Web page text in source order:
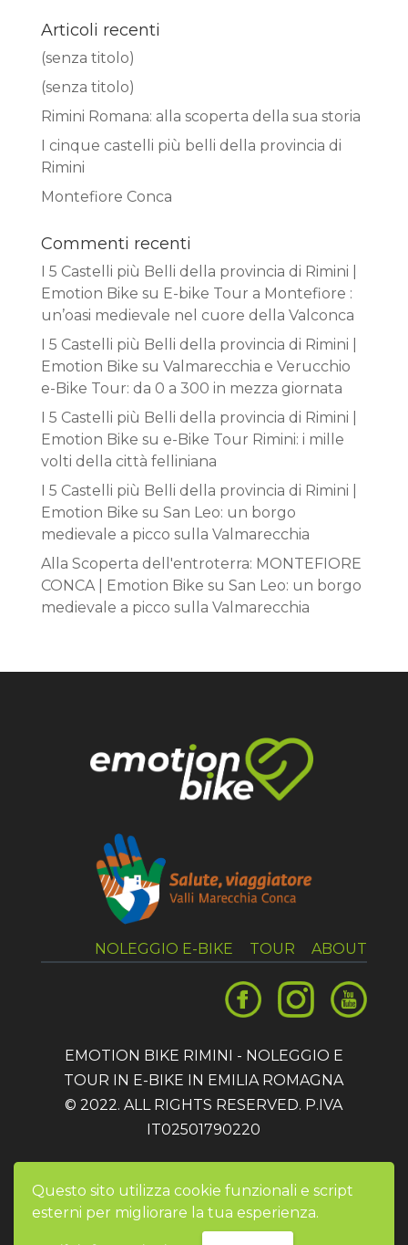
Questo sito utilizza cookie funzionali e script
esterni per migliorare la tua esperienza.
Articoli recenti
(senza titolo)
(senza titolo)
Rimini Romana: alla scoperta della sua storia
I cinque castelli più belli della provincia di
Rimini
Montefiore Conca
Commenti recenti
I 5 Castelli più Belli della provincia di Rimini |
Emotion Bike su E-bike Tour a Montefiore :
un’oasi medievale nel cuore della Valconca
I 5 Castelli più Belli della provincia di Rimini |
Emotion Bike su Valmarecchia e Verucchio
e-Bike Tour: da 0 a 300 in mezza giornata
I 5 Castelli più Belli della provincia di Rimini |
Emotion Bike su e-Bike Tour Rimini: i mille
volti della città felliniana
I 5 Castelli più Belli della provincia di Rimini |
Emotion Bike su San Leo: un borgo
medievale a picco sulla Valmarecchia
Alla Scoperta dell'entroterra: MONTEFIORE
CONCA | Emotion Bike su San Leo: un borgo
medievale a picco sulla Valmarecchia
NOLEGGIO E-BIKE TOUR ABOUT
EMOTION BIKE RIMINI - NOLEGGIO E
TOUR IN E-BIKE IN EMILIA ROMAGNA
© 2022. ALL RIGHTS RESERVED. P.IVA
IT02501790220